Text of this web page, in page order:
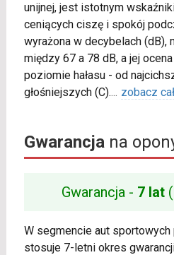
unijnej, jest istotnym
ceniących ciszę i spokój
wyrażona w decybelach (dB),
między 67 a 78 dB, a jej
poziomie hałasu - od
głośniejszych (C).... zobacz
Gwarancjana
Gwarancja - 7 lat
W segmencie aut sportowych
stosuje 7-letni okres